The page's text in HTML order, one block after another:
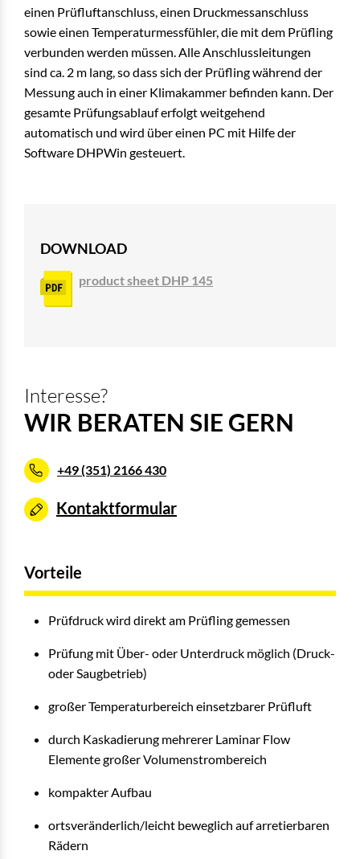
einen Prüfluftanschluss, einen Druckmessanschluss
sowie einen Temperaturmessfühler, die mit dem Prüfling
verbunden werden müssen. Alle Anschlussleitungen
sind ca. 2 m lang, so dass sich der Prüfling während der
Messung auch in einer Klimakammer befinden kann. Der
gesamte Prüfungsablauf erfolgt weitgehend
automatisch und wird über einen PC mit Hilfe der
Software DHPWin gesteuert.
DOWNLOAD
product sheet DHP 145
Interesse?
WIR BERATEN SIE GERN
+49 (351) 2166 430
Kontaktformular
Vorteile
Prüfdruck wird direkt am Prüfling gemessen
Prüfung mit Über- oder Unterdruck möglich (Druck-
oder Saugbetrieb)
großer Temperaturbereich einsetzbarer Prüfluft
durch Kaskadierung mehrerer Laminar Flow
Elemente großer Volumenstrombereich
kompakter Aufbau
ortsveränderlich/leicht beweglich auf arretierbaren
Rädern